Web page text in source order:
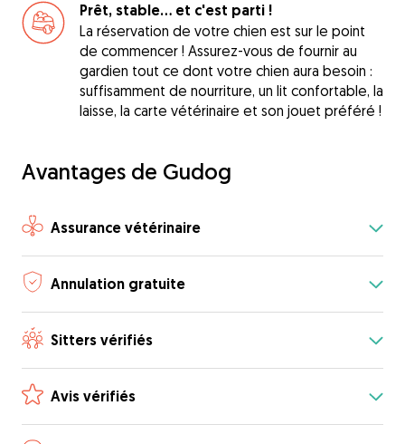
Prêt, stable... et c'est parti !
La réservation de votre chien est sur le point
de commencer ! Assurez-vous de fournir au
gardien tout ce dont votre chien aura besoin :
suffisamment de nourriture, un lit confortable, la
laisse, la carte vétérinaire et son jouet préféré !
Avantages de Gudog
Assurance vétérinaire
Annulation gratuite
Sitters vérifiés
Avis vérifiés